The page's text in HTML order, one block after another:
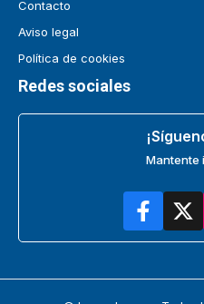
Contacto
Aviso legal
Política de cookies
Redes sociales
Mantente